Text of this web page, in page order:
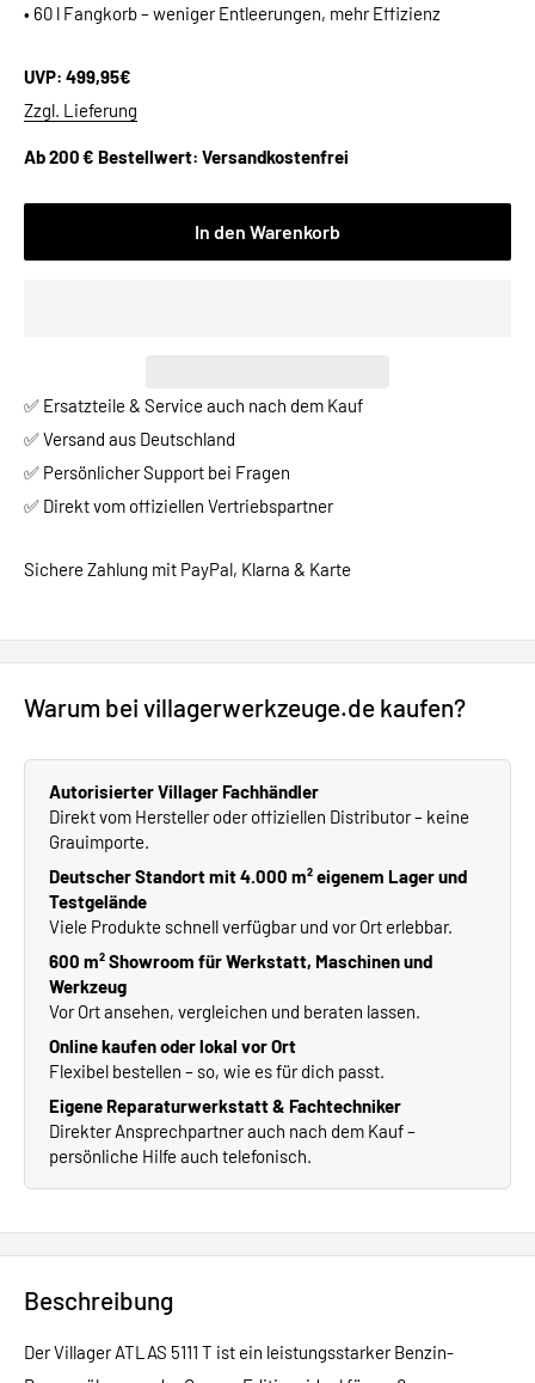
• 60 l Fangkorb – weniger Entleerungen, mehr Effizienz
UVP: 499,95€
Zzgl. Lieferung
Ab 200 € Bestellwert: Versandkostenfrei
In den Warenkorb
✅ Ersatzteile & Service auch nach dem Kauf
✅ Versand aus Deutschland
✅ Persönlicher Support bei Fragen
✅ Direkt vom offiziellen Vertriebspartner
Sichere Zahlung mit PayPal, Klarna & Karte
Warum bei villagerwerkzeuge.de kaufen?
Autorisierter Villager Fachhändler
Direkt vom Hersteller oder offiziellen Distributor – keine
Grauimporte.
Deutscher Standort mit 4.000 m² eigenem Lager und
Testgelände
Viele Produkte schnell verfügbar und vor Ort erlebbar.
600 m² Showroom für Werkstatt, Maschinen und
Werkzeug
Vor Ort ansehen, vergleichen und beraten lassen.
Online kaufen oder lokal vor Ort
Flexibel bestellen – so, wie es für dich passt.
Eigene Reparaturwerkstatt & Fachtechniker
Direkter Ansprechpartner auch nach dem Kauf –
persönliche Hilfe auch telefonisch.
Beschreibung
Der Villager ATLAS 5111 T ist ein leistungsstarker Benzin-